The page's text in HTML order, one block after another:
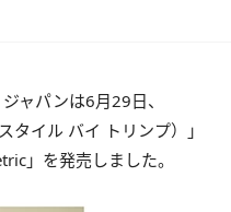
ャパンは6月29日、
タイル バイ トリンプ）」
」を発売しました。